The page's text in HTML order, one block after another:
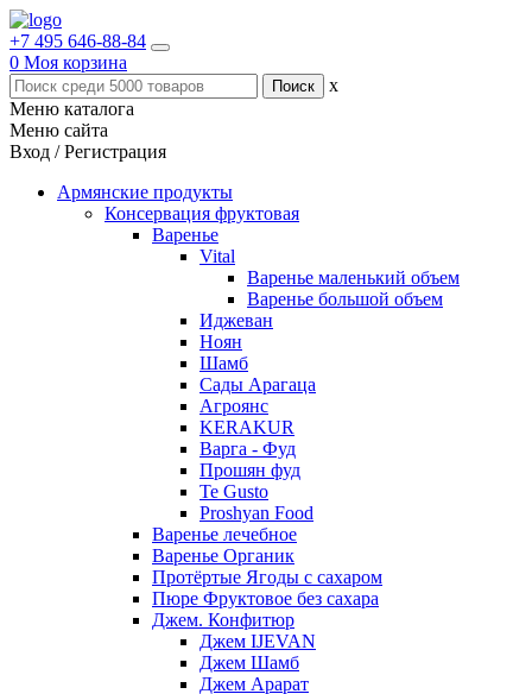
+7 495 646-88-84
0 Моя корзина
x
Меню каталога
Меню сайта
Вход / Регистрация
Армянские продукты
Консервация фруктовая
Варенье
Vital
Варенье маленький объем
Варенье большой объем
Иджеван
Ноян
Шамб
Сады Арагаца
Агроянс
KERAKUR
Варга - Фуд
Прошян фуд
Te Gusto
Proshyan Food
Варенье лечебное
Варенье Органик
Протёртые Ягоды с сахаром
Пюре Фруктовое без сахара
Джем. Конфитюр
Джем IJEVAN
Джем Шамб
Джем Арарат